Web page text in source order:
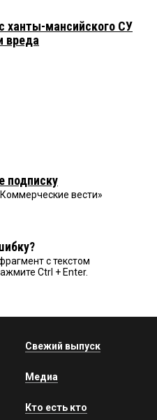
ханты-мансийского СУ
вреда
подписку
вести»
с текстом
Ctrl + Enter.
Свежий выпуск
Медиа
Кто есть кто